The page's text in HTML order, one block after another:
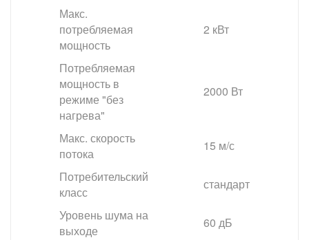
Макс.
потребляемая
мощность
2 кВт
Потребляемая
мощность в
режиме "без
нагрева"
2000 Вт
Макс. скорость
потока
15 м/с
Потребительский
класс
стандарт
Уровень шума на
выходе
60 дБ